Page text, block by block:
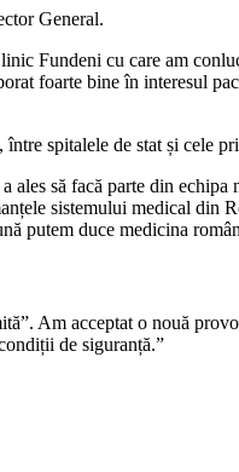
General.
Fundeni cu care am
foarte bine în interesul
spitalele de stat și cele
să facă parte din
sistemului medical din
putem duce medicina
Am acceptat o nouă
de siguranță.”